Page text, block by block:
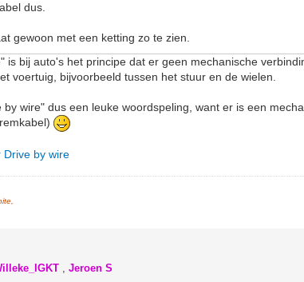
dus.
gewoon met een ketting zo te zien.
is bij auto's het principe dat er geen mechanische
voertuig, bijvoorbeeld tussen het stuur en de wielen.
by wire" dus een leuke woordspeling, want er is een
Drive by wire
,Jeroen S